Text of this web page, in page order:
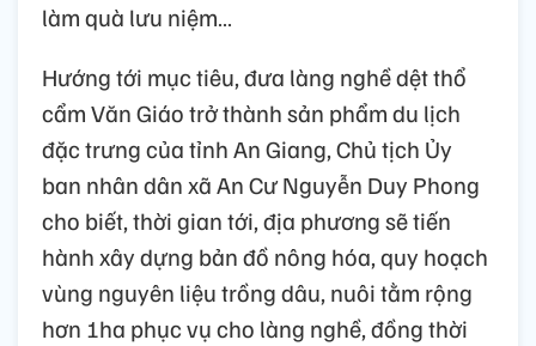
làm quà lưu niệm…
Hướng tới mục tiêu, đưa làng nghề dệt thổ
cẩm Văn Giáo trở thành sản phẩm du lịch
đặc trưng của tỉnh An Giang, Chủ tịch Ủy
ban nhân dân xã An Cư Nguyễn Duy Phong
cho biết, thời gian tới, địa phương sẽ tiến
hành xây dựng bản đồ nông hóa, quy hoạch
vùng nguyên liệu trồng dâu, nuôi tằm rộng
hơn 1ha phục vụ cho làng nghề, đồng thời